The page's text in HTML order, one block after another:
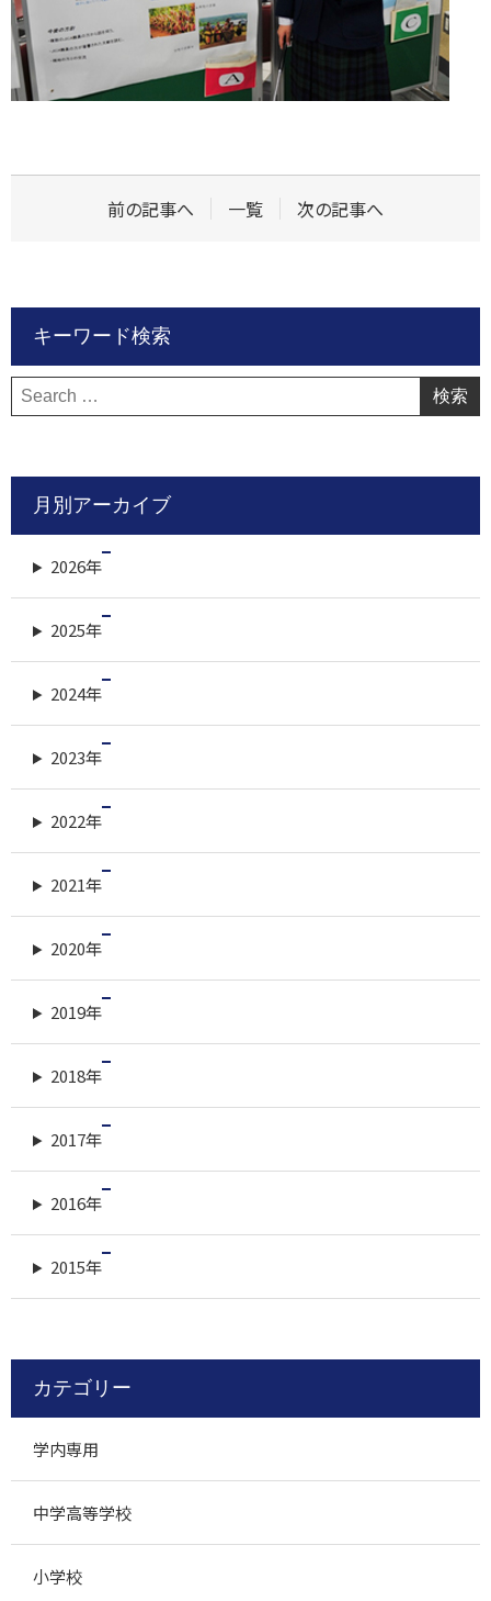
前の記事へ 一覧 次の記事へ
キーワード検索
検
索:
月別アーカイブ
2026年
2025年
2024年
2023年
2022年
2021年
2020年
2019年
2018年
2017年
2016年
2015年
カテゴリー
学内専用
中学高等学校
小学校